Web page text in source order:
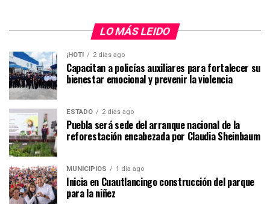
LO MÁS LEIDO
¡HOT! 2 días ago
Capacitan a policías auxiliares para fortalecer su
bienestar emocional y prevenir la violencia
ESTADO 2 días ago
Puebla será sede del arranque nacional de la
reforestación encabezada por Claudia Sheinbaum
MUNICIPIOS 1 día ago
Inicia en Cuautlancingo construcción del parque
para la niñez